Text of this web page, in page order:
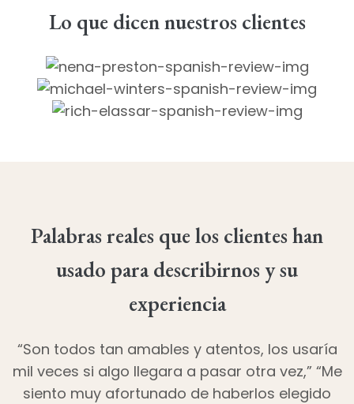
Lo que dicen nuestros clientes
Palabras reales que los clientes han
usado para describirnos y su
experiencia
“Son todos tan amables y atentos, los usaría
mil veces si algo llegara a pasar otra vez,” “Me
siento muy afortunado de haberlos elegido